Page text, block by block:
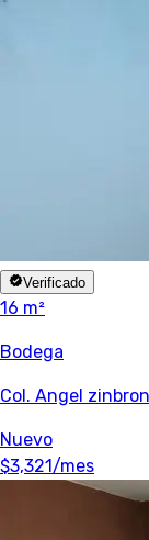
Verificado
16 m²
Bodega
Col. Angel
Nuevo
$3,321/mes